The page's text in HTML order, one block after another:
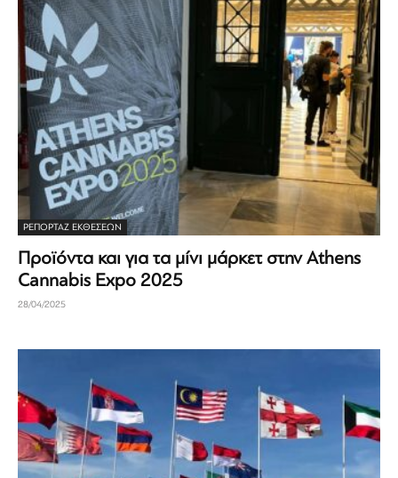
ΡΕΠΟΡΤΆΖ ΕΚΘΈΣΕΩΝ
Προϊόντα και για τα μίνι μάρκετ στην Athens
Cannabis Expo 2025
28/04/2025